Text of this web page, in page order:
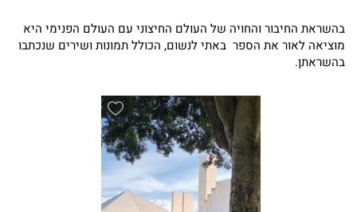
בהשראת החיבור והחויה של העולם החיצוני עם העולם הפנימי היא
מוציאה לאור את הספר באתי לנשום, הכולל תמונות ושירים שנכתבו
בהשראתן.